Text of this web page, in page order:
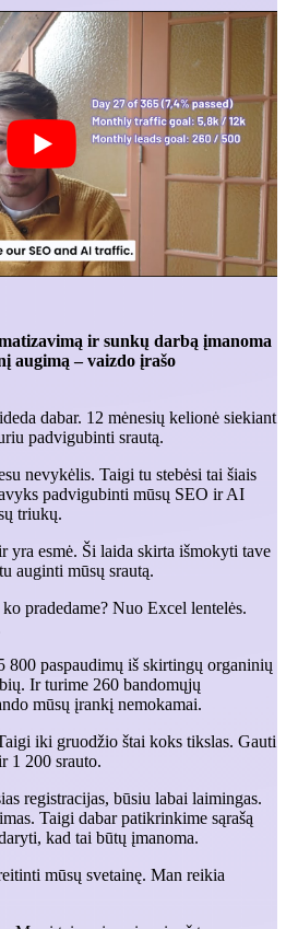
ir sunkų darbą įmanoma
augimą – vaizdo įrašo
dabar. 12 mėnesių kelionė siekiant
padvigubinti srautą.
nevykėlis. Taigi tu stebėsi tai šiais
padvigubinti mūsų SEO ir AI
triukų.
yra esmė. Ši laida skirta išmokyti tave
auginti mūsų srautą.
pradedame? Nuo Excel lentelės.
800 paspaudimų iš skirtingų organinių
Ir turime 260 bandomųjų
mūsų įrankį nemokamai.
iki gruodžio štai koks tikslas. Gauti
1 200 srauto.
registracijas, būsiu labai laimingas.
Taigi dabar patikrinkime sąrašą
kad tai būtų įmanoma.
mūsų svetainę. Man reikia